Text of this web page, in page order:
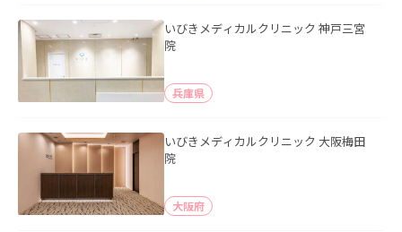
いびきメディカルクリニック 神戸三宮
院
兵庫県
いびきメディカルクリニック 大阪梅田
院
大阪府